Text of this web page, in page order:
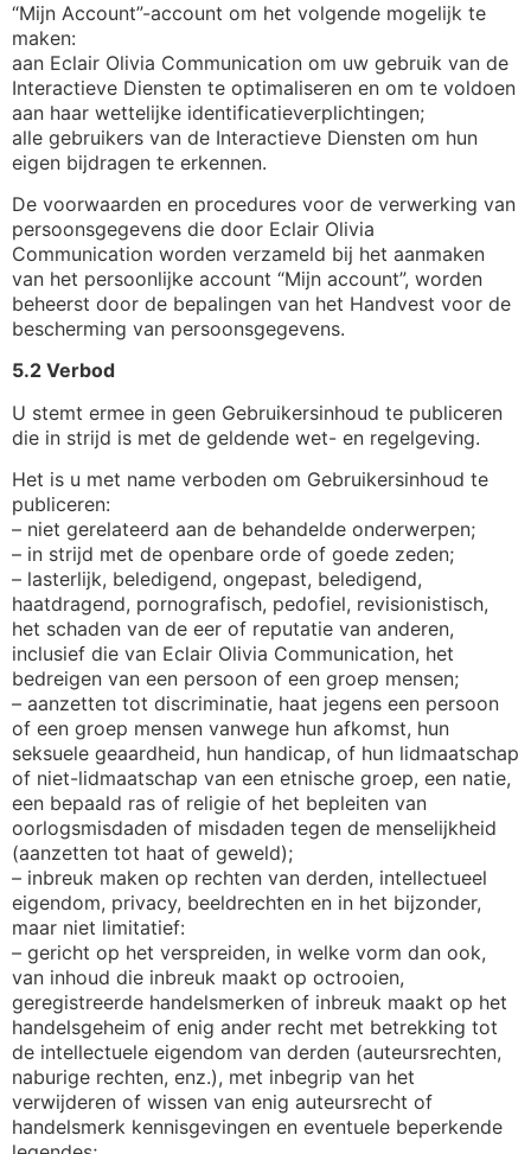
“Mijn Account”-account om het volgende mogelijk te
maken:
aan Eclair Olivia Communication om uw gebruik van de
Interactieve Diensten te optimaliseren en om te voldoen
aan haar wettelijke identificatieverplichtingen;
alle gebruikers van de Interactieve Diensten om hun
eigen bijdragen te erkennen.
De voorwaarden en procedures voor de verwerking van
persoonsgegevens die door Eclair Olivia
Communication worden verzameld bij het aanmaken
van het persoonlijke account “Mijn account”, worden
beheerst door de bepalingen van het Handvest voor de
bescherming van persoonsgegevens.
5.2 Verbod
U stemt ermee in geen Gebruikersinhoud te publiceren
die in strijd is met de geldende wet- en regelgeving.
Het is u met name verboden om Gebruikersinhoud te
publiceren:
– niet gerelateerd aan de behandelde onderwerpen;
– in strijd met de openbare orde of goede zeden;
– lasterlijk, beledigend, ongepast, beledigend,
haatdragend, pornografisch, pedofiel, revisionistisch,
het schaden van de eer of reputatie van anderen,
inclusief die van Eclair Olivia Communication, het
bedreigen van een persoon of een groep mensen;
– aanzetten tot discriminatie, haat jegens een persoon
of een groep mensen vanwege hun afkomst, hun
seksuele geaardheid, hun handicap, of hun lidmaatschap
of niet-lidmaatschap van een etnische groep, een natie,
een bepaald ras of religie of het bepleiten van
oorlogsmisdaden of misdaden tegen de menselijkheid
(aanzetten tot haat of geweld);
– inbreuk maken op rechten van derden, intellectueel
eigendom, privacy, beeldrechten en in het bijzonder,
maar niet limitatief:
– gericht op het verspreiden, in welke vorm dan ook,
van inhoud die inbreuk maakt op octrooien,
geregistreerde handelsmerken of inbreuk maakt op het
handelsgeheim of enig ander recht met betrekking tot
de intellectuele eigendom van derden (auteursrechten,
naburige rechten, enz.), met inbegrip van het
verwijderen of wissen van enig auteursrecht of
handelsmerk kennisgevingen en eventuele beperkende